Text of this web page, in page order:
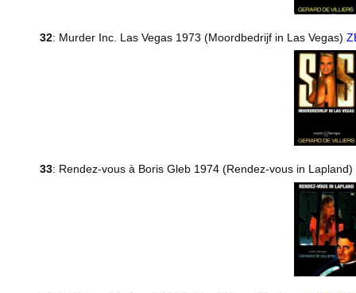
32: Murder Inc. Las Vegas 1973 (Moordbedrijf in Las Vegas)
33: Rendez-vous à Boris Gleb 1974 (Rendez-vous in Lapland)